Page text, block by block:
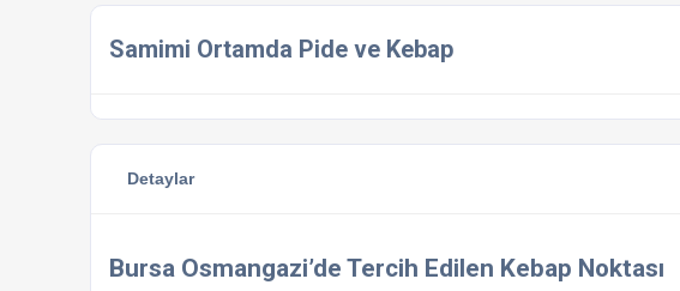
Samimi Ortamda Pide ve Kebap
Detaylar
Bursa Osmangazi’de Tercih Edilen Kebap Noktası